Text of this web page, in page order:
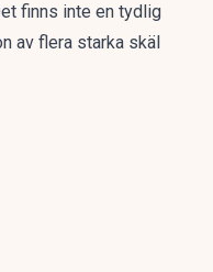
finns inte en tydlig
av flera starka skäl